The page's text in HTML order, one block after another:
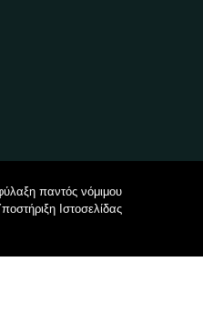
παντός νόμιμου
Ιστοσελίδας